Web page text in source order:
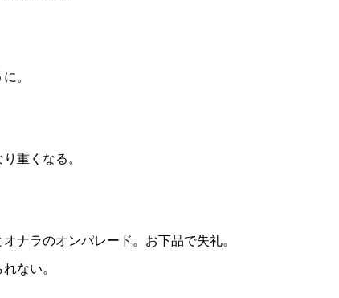
。
重くなる。
ナラのオンパレード。お下品で失礼。
ない。